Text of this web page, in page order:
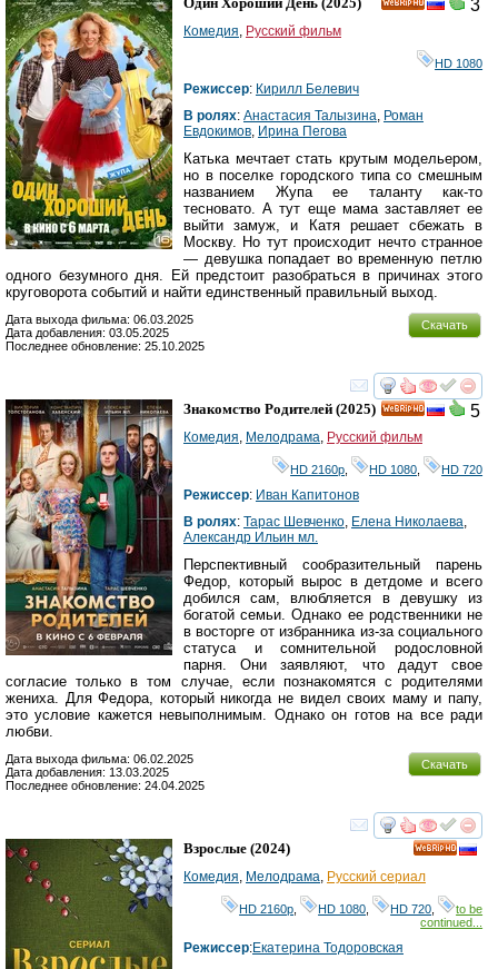
3
Комедия, Русский фильм
HD 1080
Режиссер: Кирилл Белевич
В ролях: Анастасия Талызина, Роман
Евдокимов, Ирина Пегова
Катька мечтает стать крутым модельером,
но в поселке городского типа со смешным
названием Жупа ее таланту как-то
тесновато. А тут еще мама заставляет ее
выйти замуж, и Катя решает сбежать в
Москву. Но тут происходит нечто странное
— девушка попадает во временную петлю
одного безумного дня. Ей предстоит разобраться в причинах этого
круговорота событий и найти единственный правильный выход.
Скачать
Дата выхода фильма: 06.03.2025
Дата добавления: 03.05.2025
Последнее обновление: 25.10.2025
смотреть
5
Знакомство Родителей (2025)
Комедия Мелодрама Русский фильм
HD 2160р HD 1080 HD 720
Режиссер: Иван Капитонов
В ролях: Тарас Шевченко Елена Николаева
Александр Ильин мл.
Перспективный сообразительный парень
Федор, который вырос в детдоме и всего
добился сам, влюбляется в девушку из
богатой семьи. Однако ее родственники не
в восторге от избранника из-за социального
статуса и сомнительной родословной
парня. Они заявляют, что дадут свое
согласие только в том случае, если познакомятся с родителями
жениха. Для Федора, который никогда не видел своих маму и папу,
это условие кажется невыполнимым. Однако он готов на все ради
любви.
Скачать
Дата выхода фильма: 06.02.2025
Дата добавления: 13.03.2025
Последнее обновление: 24.04.2025
смотреть
Взрослые (2024)
Комедия Мелодрама Русский сериал
HD 2160р HD 1080 HD 720
to be
continued...
Режиссер:Екатерина Тодоровская